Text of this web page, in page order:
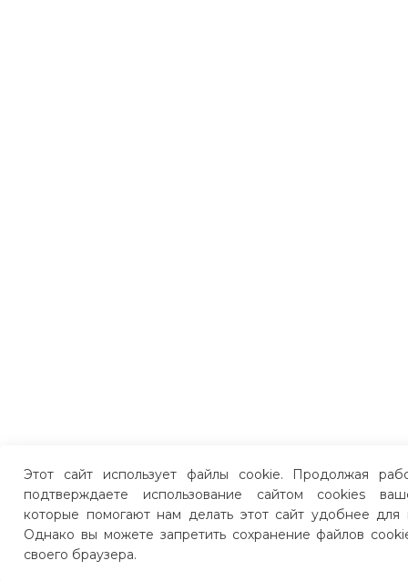
Этот сайт использует файлы cookie. Продолжая
подтверждаете использование сайтом cookies
которые помогают нам делать этот сайт удобнее для
Однако вы можете запретить сохранение файлов
своего браузера.